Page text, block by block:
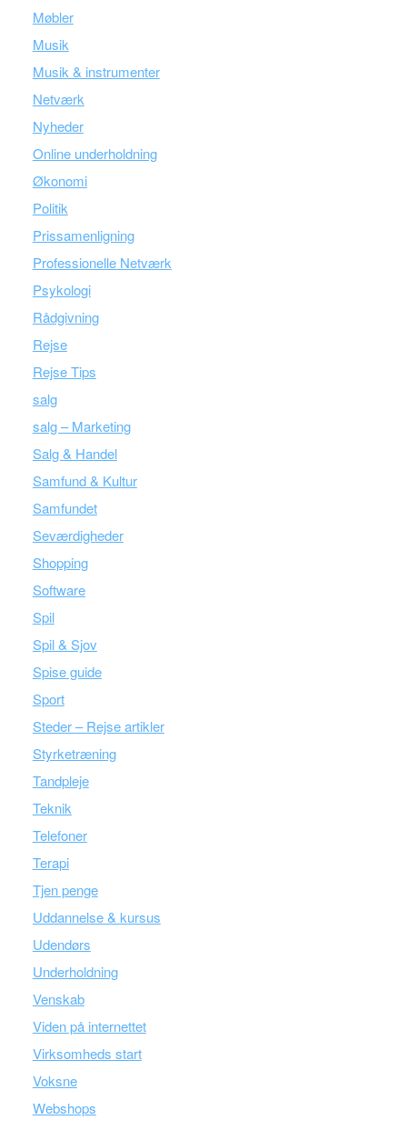
Møbler
Musik
Musik & instrumenter
Netværk
Nyheder
Online underholdning
Økonomi
Politik
Prissamenligning
Professionelle Netværk
Psykologi
Rådgivning
Rejse
Rejse Tips
salg
salg – Marketing
Salg & Handel
Samfund & Kultur
Samfundet
Seværdigheder
Shopping
Software
Spil
Spil & Sjov
Spise guide
Sport
Steder – Rejse artikler
Styrketræning
Tandpleje
Teknik
Telefoner
Terapi
Tjen penge
Uddannelse & kursus
Udendørs
Underholdning
Venskab
Viden på internettet
Virksomheds start
Voksne
Webshops